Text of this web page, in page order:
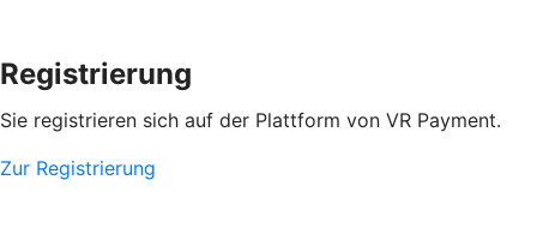
Registrierung
Sie registrieren sich auf der Plattform von VR Payment.
Zur Registrierung